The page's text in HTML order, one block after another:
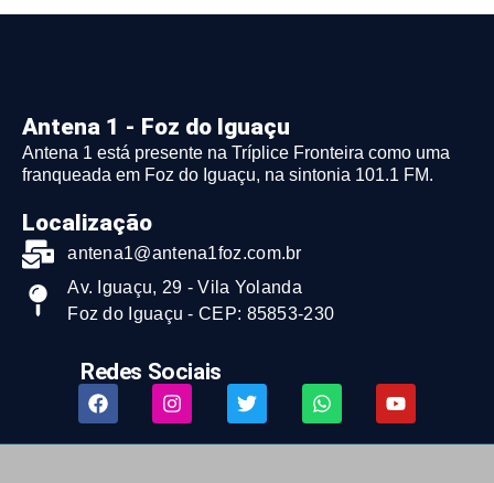
Antena 1 - Foz do Iguaçu
Antena 1 está presente na Tríplice Fronteira como uma
franqueada em Foz do Iguaçu, na sintonia 101.1 FM.
Localização
antena1@antena1foz.com.br
Av. Iguaçu, 29 - Vila Yolanda
Foz do Iguaçu - CEP: 85853-230
Redes Sociais